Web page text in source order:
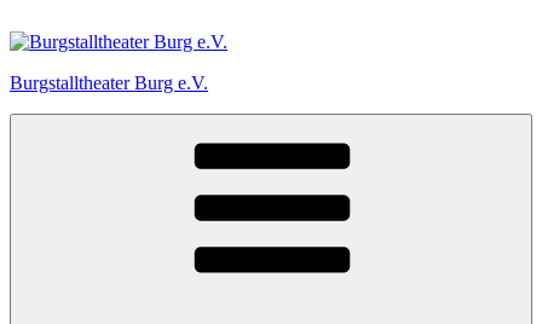
Inhalt
Burgstalltheater Burg e.V.